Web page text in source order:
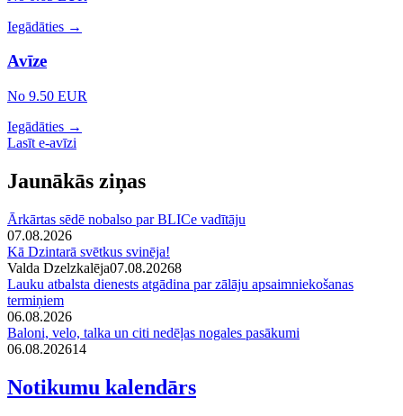
Iegādāties →
Avīze
No 9.50 EUR
Iegādāties →
Lasīt e-avīzi
Jaunākās ziņas
Ārkārtas sēdē nobalso par BLICe vadītāju
07.08.2026
Kā Dzintarā svētkus svinēja!
Valda Dzelzkalēja07.08.20268
Lauku atbalsta dienests atgādina par zālāju apsaimniekošanas
termiņiem
06.08.2026
Baloni, velo, talka un citi nedēļas nogales pasākumi
06.08.202614
Notikumu kalendārs